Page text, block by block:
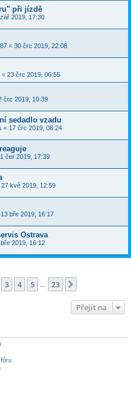
při jízdě
2019, 17:30
« 30 črc 2019, 22:08
« 23 črc 2019, 06:55
črc 2019, 10:39
sedadlo vzadu
« 17 črc 2019, 08:24
čer 2019, 17:39
27 kvě 2019, 12:59
13 bře 2019, 16:17
Ostrava
2019, 16:12
z 23
3 4 5 … 23
Přejít na